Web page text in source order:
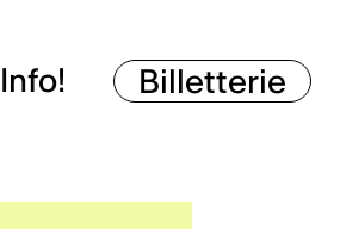
Info! Billetterie